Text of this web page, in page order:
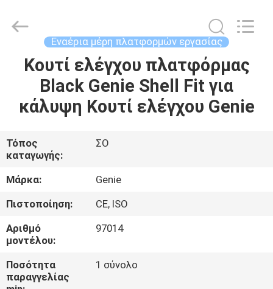
ΣΠΊΤΙ
ΠΡΟΪΌΝΤΑ
ΒΊΝΤΕΟ
ΠΕΡΊΠΟΥ
ΕΜΕΊΣ
ΓΎΡΟΣ
ΕΡΓΟΣΤΑΣΊΩΝ
Rights
Reserved.
Εναέρια μέρη πλατφορμών εργασίας
Κουτί ελέγχου πλατφόρμας
Black Genie Shell Fit για
κάλυψη Κουτί ελέγχου Genie
Τόπος
καταγωγής:
ΣΟ
Μάρκα:
Genie
Πιστοποίηση:
CE, ISO
Αριθμό
μοντέλου:
97014
Ποσότητα
παραγγελίας
1 σύνολο